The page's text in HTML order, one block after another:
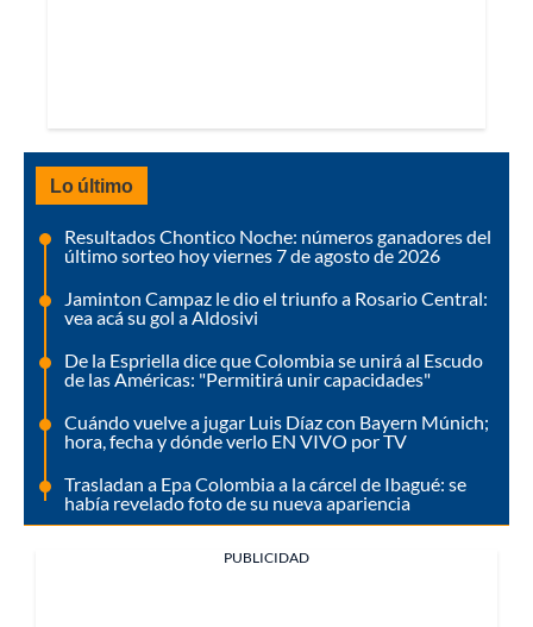
Lo último
Resultados Chontico Noche: números ganadores del
último sorteo hoy viernes 7 de agosto de 2026
Jaminton Campaz le dio el triunfo a Rosario Central:
vea acá su gol a Aldosivi
De la Espriella dice que Colombia se unirá al Escudo
de las Américas: "Permitirá unir capacidades"
Cuándo vuelve a jugar Luis Díaz con Bayern Múnich;
hora, fecha y dónde verlo EN VIVO por TV
Trasladan a Epa Colombia a la cárcel de Ibagué: se
había revelado foto de su nueva apariencia
PUBLICIDAD